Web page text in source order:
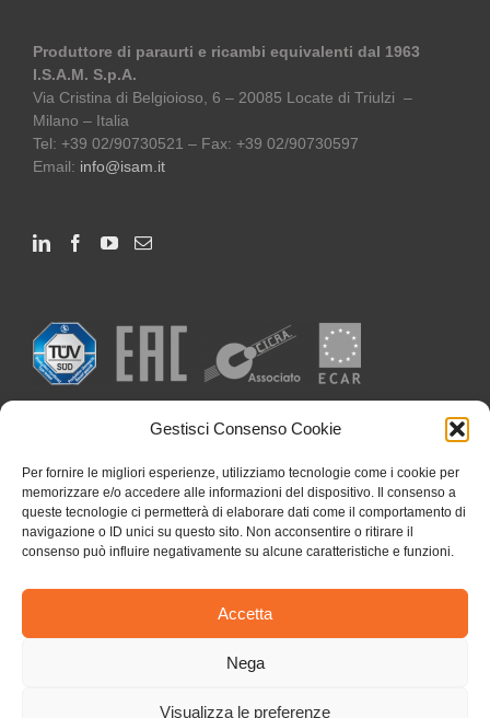
Gestisci Consenso Cookie
Per fornire le migliori esperienze, utilizziamo tecnologie come i cookie per
memorizzare e/o accedere alle informazioni del dispositivo. Il consenso a
queste tecnologie ci permetterà di elaborare dati come il comportamento di
navigazione o ID unici su questo sito. Non acconsentire o ritirare il
consenso può influire negativamente su alcune caratteristiche e funzioni.
Accetta
Nega
Visualizza le preferenze
Produttore di paraurti e ricambi equivalenti dal 1963
I.S.A.M. S.p.A.
Via Cristina di Belgioioso, 6 – 20085 Locate di Triulzi –
Milano – Italia
Tel: +39 02/90730521 – Fax: +39 02/90730597
Email: info@isam.it